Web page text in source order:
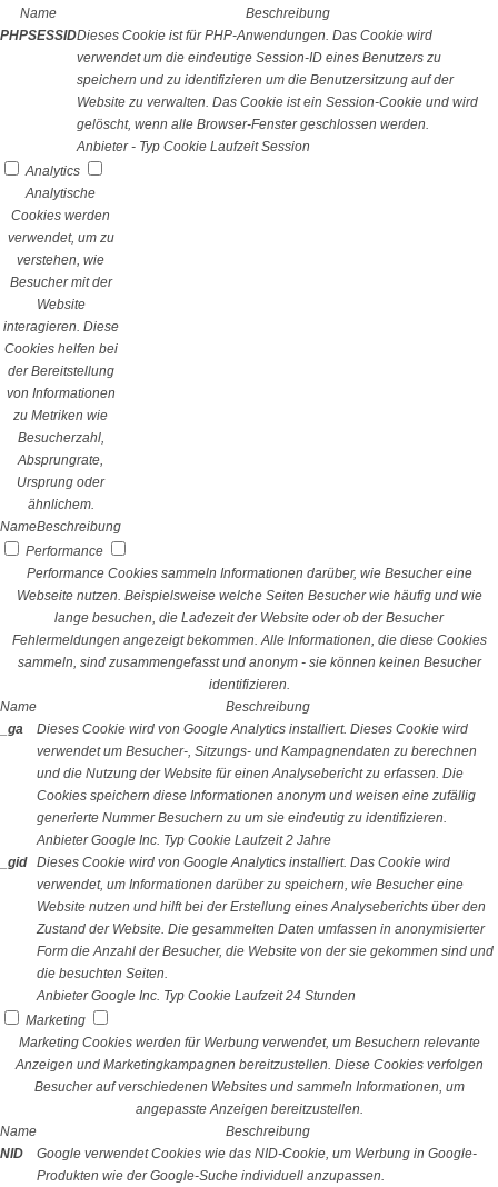
Name
Beschreibung
PHPSESSIDDieses Cookie ist für PHP-Anwendungen. Das Cookie wird
verwendet um die eindeutige Session-ID eines Benutzers zu
speichern und zu identifizieren um die Benutzersitzung auf der
Website zu verwalten. Das Cookie ist ein Session-Cookie und wird
gelöscht, wenn alle Browser-Fenster geschlossen werden.
Anbieter - Typ Cookie Laufzeit Session
Analytics
Analytische
Cookies werden
verwendet, um zu
verstehen, wie
Besucher mit der
Website
interagieren. Diese
Cookies helfen bei
der Bereitstellung
von Informationen
zu Metriken wie
Besucherzahl,
Absprungrate,
Ursprung oder
ähnlichem.
NameBeschreibung
Performance
Performance Cookies sammeln Informationen darüber, wie Besucher eine
Webseite nutzen. Beispielsweise welche Seiten Besucher wie häufig und wie
lange besuchen, die Ladezeit der Website oder ob der Besucher
Fehlermeldungen angezeigt bekommen. Alle Informationen, die diese Cookies
sammeln, sind zusammengefasst und anonym - sie können keinen Besucher
identifizieren.
Name
Beschreibung
_ga
Dieses Cookie wird von Google Analytics installiert. Dieses Cookie wird
verwendet um Besucher-, Sitzungs- und Kampagnendaten zu berechnen
und die Nutzung der Website für einen Analysebericht zu erfassen. Die
Cookies speichern diese Informationen anonym und weisen eine zufällig
generierte Nummer Besuchern zu um sie eindeutig zu identifizieren.
Anbieter Google Inc. Typ Cookie Laufzeit 2 Jahre
_gid
Dieses Cookie wird von Google Analytics installiert. Das Cookie wird
verwendet, um Informationen darüber zu speichern, wie Besucher eine
Website nutzen und hilft bei der Erstellung eines Analyseberichts über den
Zustand der Website. Die gesammelten Daten umfassen in anonymisierter
Form die Anzahl der Besucher, die Website von der sie gekommen sind und
die besuchten Seiten.
Anbieter Google Inc. Typ Cookie Laufzeit 24 Stunden
Marketing
Marketing Cookies werden für Werbung verwendet, um Besuchern relevante
Anzeigen und Marketingkampagnen bereitzustellen. Diese Cookies verfolgen
Besucher auf verschiedenen Websites und sammeln Informationen, um
angepasste Anzeigen bereitzustellen.
Name
Beschreibung
NID
Google verwendet Cookies wie das NID-Cookie, um Werbung in Google-
Produkten wie der Google-Suche individuell anzupassen.